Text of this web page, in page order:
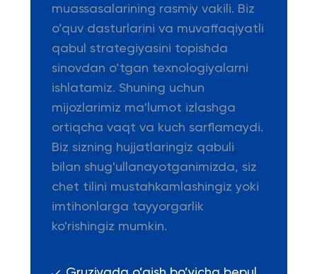
muassasalarining rasmiy vakili. Biz
o’quv dasturlarini va muvaffaqiyatli
qabul strategiyasini topishda
sinovdan o’tgan texnologiyalarni
ishlatamiz. Shuning uchun
mijozlarimiz ma'lumot izlashga
ortiqcha vaqt va kuch sarflamaydi.
Biz sizning hujjatlaringiz qabuli
bilan shug'ullanayotganimizda, siz
chet tilini mustahkamlashingiz yoki
imtihonlarga tayyorgarlik
ko'rishingiz mumkin.